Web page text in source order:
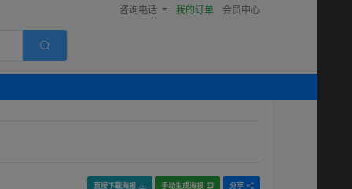
咨询电话 我的订单 会员中心
直接下载海报 手动生成海报 分享